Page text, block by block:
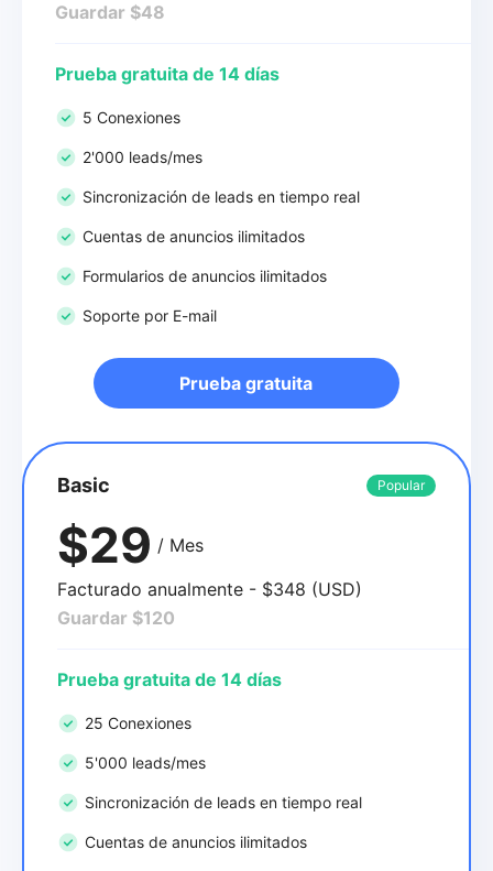
Guardar $48
Prueba gratuita de 14 días
5 Conexiones
2'000 leads/mes
Sincronización de leads en tiempo real
Cuentas de anuncios ilimitados
Formularios de anuncios ilimitados
Soporte por E-mail
Prueba gratuita
Basic Popular
$29 / Mes
Facturado anualmente - $348 (USD)
Guardar $120
Prueba gratuita de 14 días
25 Conexiones
5'000 leads/mes
Sincronización de leads en tiempo real
Cuentas de anuncios ilimitados